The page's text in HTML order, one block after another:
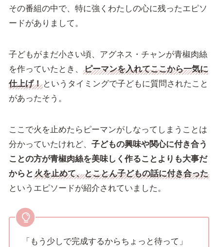
その番組の中で、特に強くわたしの心に残ったエピソ
ードがありまして。
子どもがまだ小さい頃、アグネス・チャンが青椒肉絲
を作っていたとき、
ピーマンを入れてここから一気に
仕上げ！というタイミングで子どもに質問されたこと
があったそう。
ここで火を止めたらピーマンがしなってしまうことは
分かっていたけれど、 子どもの興味や関心に付き合う
ことの方が青椒肉絲を美味しく作ることよりも大事だ
からと 火を止めて、とことん子どもの話に付き合った
というエピソードが紹介されていました。
「もう少しで完成するからちょっと待って」